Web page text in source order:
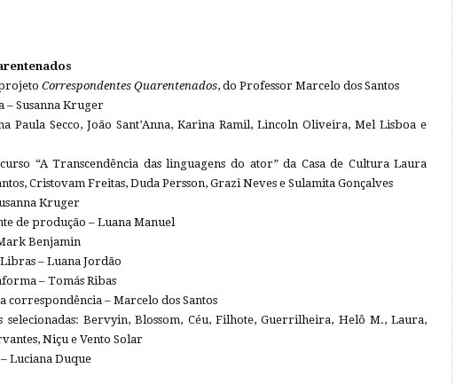
Correspondentes Quarentenados, do Professor Marcelo dos Santos
– Susanna Kruger
Paula Secco, João Sant’Anna, Karina Ramil, Lincoln Oliveira, Mel Lisboa e
“A Transcendência das linguagens do ator” da Casa de Cultura Laura
Cristovam Freitas, Duda Persson, Grazi Neves e Sulamita Gonçalves
Kruger
de produção – Luana Manuel
Benjamin
– Luana Jordão
– Tomás Ribas
correspondência – Marcelo dos Santos
selecionadas: Bervyin, Blossom, Céu, Filhote, Guerrilheira, Helô M., Laura,
Niçu e Vento Solar
Luciana Duque